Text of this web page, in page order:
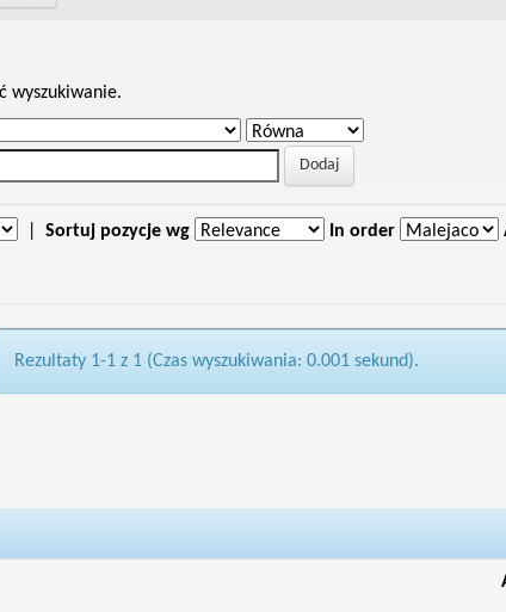
wyszukiwanie.
Sortuj pozycje wg In order
Rezultaty 1-1 z 1 (Czas wyszukiwania: 0.001 sekund).